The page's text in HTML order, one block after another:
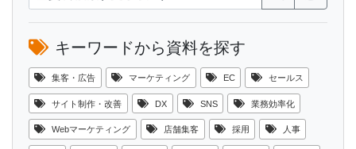
キーワードから資料を探す
集客・広告 マーケティング EC セールス
サイト制作・改善 DX SNS 業務効率化
Webマーケティング 店舗集客 採用 人事